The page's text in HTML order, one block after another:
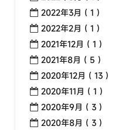
2022年3月 ( 1 )
2022年2月 ( 1 )
2021年12月 ( 1 )
2021年8月 ( 5 )
2020年12月 ( 13 )
2020年11月 ( 1 )
2020年9月 ( 3 )
2020年8月 ( 3 )